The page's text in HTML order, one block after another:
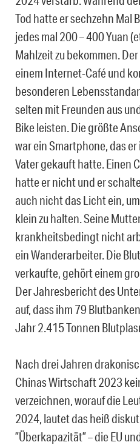
Tod hatte er sechzehn Mal
jedes mal 200 – 400 Yuan
Mahlzeit zu bekommen.
einem Internet-Café und
besonderen
selten mit Freunden aus
Bike leisten. Die größte
war ein Smartphone, das
Vater gekauft hatte. Einen
hatte er nicht und er
auch nicht das Licht ein,
klein zu halten. Seine
krankheitsbedingt nicht
ein Wanderarbeiter. Die
verkaufte, gehört einem
Der Jahresbericht des
auf, dass ihm 79
Jahr 2.415 Tonnen
Nach drei Jahren
Chinas Wirtschaft 2023
verzeichnen, worauf die
2024, lautet das heiß
”Überkapazität” – die EU